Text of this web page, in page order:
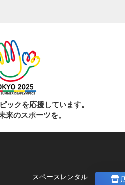
ックを応援しています。
来のスポーツを。
スペースレンタル